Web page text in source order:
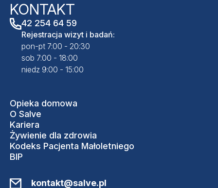
KONTAKT
42 254 64 59
Rejestracja wizyt i badań:
pon-pt 7:00 - 20:30
sob 7:00 - 18:00
niedz 9:00 - 15:00
Opieka domowa
O Salve
Kariera
Żywienie dla zdrowia
Kodeks Pacjenta Małoletniego
BIP
kontakt@salve.pl